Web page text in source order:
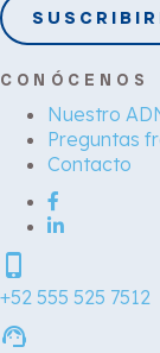
CONÓCENOS
Nuestro
Preguntas
Contacto
phone_iphone
+52 555 525 7512
support_agent